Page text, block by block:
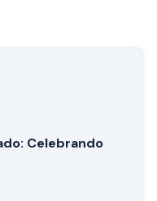
Celebrando